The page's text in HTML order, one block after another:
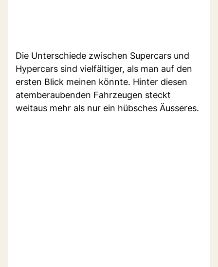
Die Unterschiede zwischen Supercars und
Hypercars sind vielfältiger, als man auf den
ersten Blick meinen könnte. Hinter diesen
atemberaubenden Fahrzeugen steckt
weitaus mehr als nur ein hübsches Äusseres.